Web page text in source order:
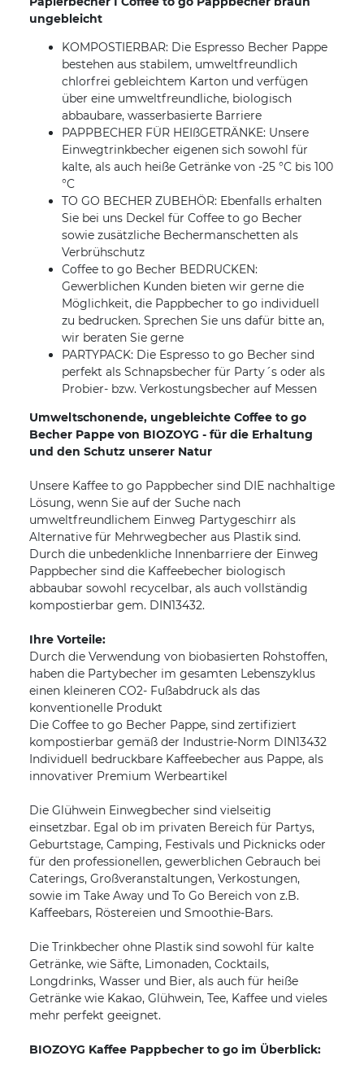
ungebleicht
KOMPOSTIERBAR: Die Espresso Becher Pappe
bestehen aus stabilem, umweltfreundlich
chlorfrei gebleichtem Karton und verfügen
über eine umweltfreundliche, biologisch
abbaubare, wasserbasierte Barriere
PAPPBECHER FÜR HEIßGETRÄNKE: Unsere
Einwegtrinkbecher eigenen sich sowohl für
kalte, als auch heiße Getränke von -25 °C bis 100
°C
TO GO BECHER ZUBEHÖR: Ebenfalls erhalten
Sie bei uns Deckel für Coffee to go Becher
sowie zusätzliche Bechermanschetten als
Verbrühschutz
Coffee to go Becher BEDRUCKEN:
Gewerblichen Kunden bieten wir gerne die
Möglichkeit, die Pappbecher to go individuell
zu bedrucken. Sprechen Sie uns dafür bitte an,
wir beraten Sie gerne
PARTYPACK: Die Espresso to go Becher sind
perfekt als Schnapsbecher für Party´s oder als
Probier- bzw. Verkostungsbecher auf Messen
Umweltschonende, ungebleichte Coffee to go
Becher Pappe von BIOZOYG - für die Erhaltung
und den Schutz unserer Natur
Unsere Kaffee to go Pappbecher sind DIE nachhaltige
Lösung, wenn Sie auf der Suche nach
umweltfreundlichem Einweg Partygeschirr als
Alternative für Mehrwegbecher aus Plastik sind.
Durch die unbedenkliche Innenbarriere der Einweg
Pappbecher sind die Kaffeebecher biologisch
abbaubar sowohl recycelbar, als auch vollständig
kompostierbar gem. DIN13432.
Ihre Vorteile:
Durch die Verwendung von biobasierten Rohstoffen,
haben die Partybecher im gesamten Lebenszyklus
einen kleineren CO2- Fußabdruck als das
konventionelle Produkt
Die Coffee to go Becher Pappe, sind zertifiziert
kompostierbar gemäß der Industrie-Norm DIN13432
Individuell bedruckbare Kaffeebecher aus Pappe, als
innovativer Premium Werbeartikel
Die Glühwein Einwegbecher sind vielseitig
einsetzbar. Egal ob im privaten Bereich für Partys,
Geburtstage, Camping, Festivals und Picknicks oder
für den professionellen, gewerblichen Gebrauch bei
Caterings, Großveranstaltungen, Verkostungen,
sowie im Take Away und To Go Bereich von z.B.
Kaffeebars, Röstereien und Smoothie-Bars.
Die Trinkbecher ohne Plastik sind sowohl für kalte
Getränke, wie Säfte, Limonaden, Cocktails,
Longdrinks, Wasser und Bier, als auch für heiße
Getränke wie Kakao, Glühwein, Tee, Kaffee und vieles
mehr perfekt geeignet.
BIOZOYG Kaffee Pappbecher to go im Überblick: